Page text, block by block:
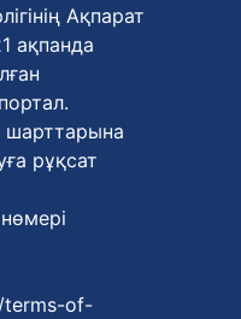
Ақпарат
ақпанда
шарттарына
рұқсат
terms-of-